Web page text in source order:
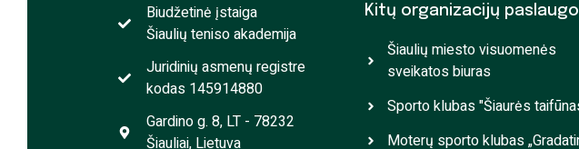
Biudžetinė įstaiga
Šiaulių teniso akademija
Juridinių asmenų registre
kodas 145914880
Gardino g. 8, LT - 78232
Šiauliai, Lietuva
Kitų organizacijų
Šiaulių miesto visuomenės
sveikatos biuras
Sporto klubas "Šiaurės
Moterų sporto klubas